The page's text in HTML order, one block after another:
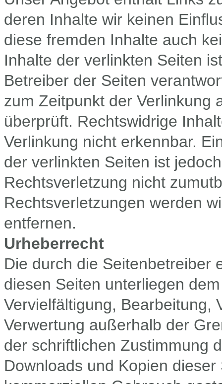
deren Inhalte wir keinen
diese fremden Inhalte auch
Inhalte der verlinkten Seiten
Betreiber der Seiten
zum Zeitpunkt der Verlinkung
überprüft. Rechtswidrige
Verlinkung nicht erkennbar.
der verlinkten Seiten ist
Rechtsverletzung nicht
Rechtsverletzungen werden
entfernen.
Urheberrecht
Die durch die Seitenbetreiber
diesen Seiten unterliegen
Vervielfältigung, Bearbeitung,
Verwertung außerhalb der
der schriftlichen Zustimmung
Downloads und Kopien